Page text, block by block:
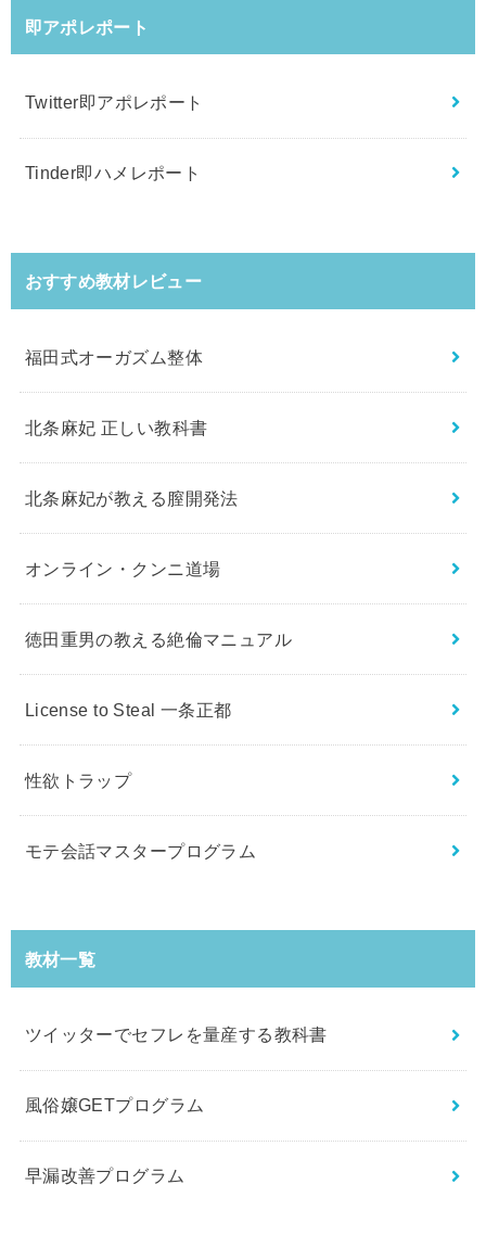
即アポレポート
Twitter即アポレポート
Tinder即ハメレポート
おすすめ教材レビュー
福田式オーガズム整体
北条麻妃 正しい教科書
北条麻妃が教える膣開発法
オンライン・クンニ道場
徳田重男の教える絶倫マニュアル
License to Steal 一条正都
性欲トラップ
モテ会話マスタープログラム
教材一覧
ツイッターでセフレを量産する教科書
風俗嬢GETプログラム
早漏改善プログラム